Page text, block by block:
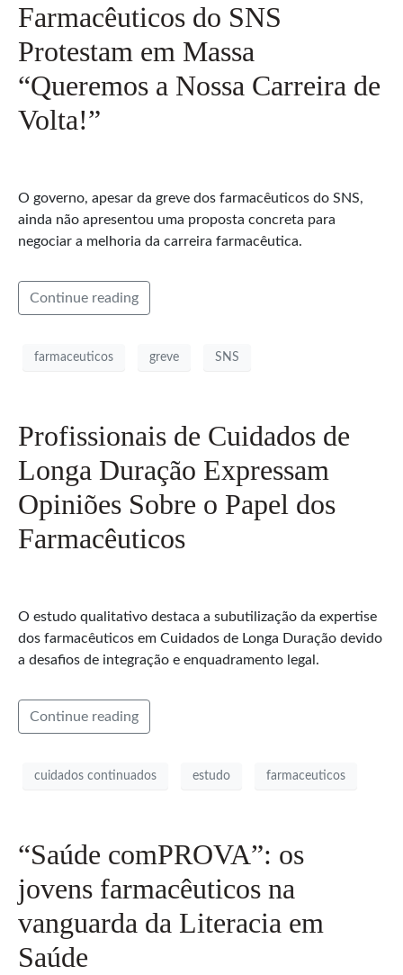
Farmacêuticos do SNS
Protestam em Massa
“Queremos a Nossa Carreira de
Volta!”
O governo, apesar da greve dos farmacêuticos do SNS,
ainda não apresentou uma proposta concreta para
negociar a melhoria da carreira farmacêutica.
Continue reading
farmaceuticos greve SNS
Profissionais de Cuidados de
Longa Duração Expressam
Opiniões Sobre o Papel dos
Farmacêuticos
O estudo qualitativo destaca a subutilização da expertise
dos farmacêuticos em Cuidados de Longa Duração devido
a desafios de integração e enquadramento legal.
Continue reading
cuidados continuados estudo farmaceuticos
“Saúde comPROVA”: os
jovens farmacêuticos na
vanguarda da Literacia em
Saúde